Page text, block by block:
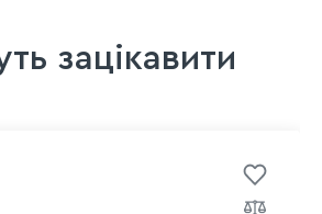
зацікавити